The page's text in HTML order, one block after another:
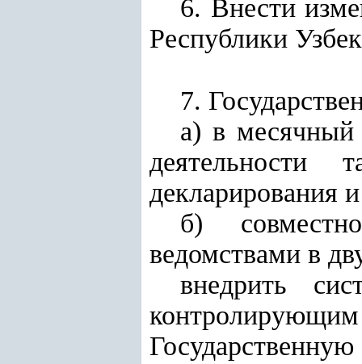
6. Внести
Республики
7.
а) в месячный
деятельности
декларирования
б)
ведомствами в
внедрить